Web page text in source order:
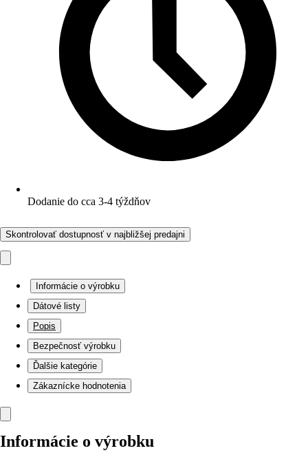
Dodanie do cca 3-4 týždňov
Skontrolovať dostupnosť v najbližšej predajni
Informácie o výrobku
Dátové listy
Popis
Bezpečnosť výrobku
Ďalšie kategórie
Zákaznícke hodnotenia
Informácie o výrobku